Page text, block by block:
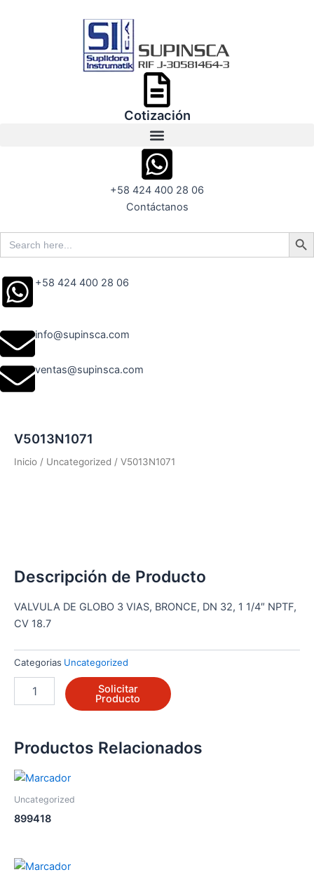
Cotización
+58 424 400 28 06
Contáctanos
Search
for:
Search
+58 424 400 28 06
info@supinsca.com
ventas@supinsca.com
V5013N1071
Inicio / Uncategorized / V5013N1071
Descripción de Producto
VALVULA DE GLOBO 3 VIAS, BRONCE, DN 32, 1 1/4″ NPTF,
CV 18.7
Categorias Uncategorized
V5013N1071
cantidad
Solicitar
Producto
Productos Relacionados
Uncategorized
899418